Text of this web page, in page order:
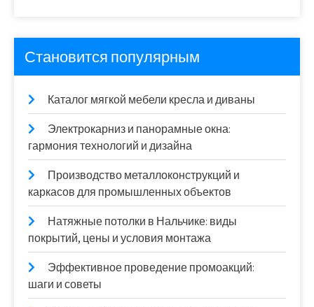
Становится популярным
Каталог мягкой мебели кресла и диваны
Электрокарниз и панорамные окна:
гармония технологий и дизайна
Производство металлоконструкций и
каркасов для промышленных объектов
Натяжные потолки в Нальчике: виды
покрытий, цены и условия монтажа
Эффективное проведение промоакций:
шаги и советы